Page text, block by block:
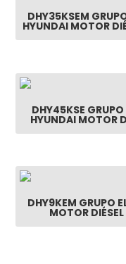
DHY35KSEM
HYUNDAI MOTOR
DHY45KSE
HYUNDAI MOTOR
DHY9KEM GRUPO
MOTOR